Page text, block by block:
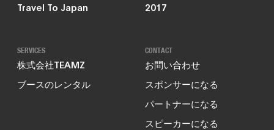
Travel To Japan
2017
SERVICES
株式会社TEAMZ
ブースのレンタル
CONTACT
お問い合わせ
スポンサーになる
パートナーになる
スピーカーになる